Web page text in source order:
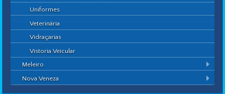
Uniformes
Veterinária
Vidraçarias
Vistoria Veicular
Meleiro
Nova Veneza